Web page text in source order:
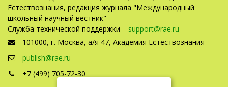
Естествознания, редакция журнала "Международный
школьный научный вестник"
Служба технической поддержки – support@rae.ru
101000, г. Москва, а/я 47, Академия Естествознания
publish@rae.ru
+7 (499) 705-72-30